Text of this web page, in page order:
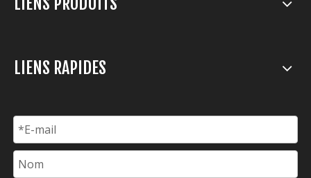
LIENS RAPIDES